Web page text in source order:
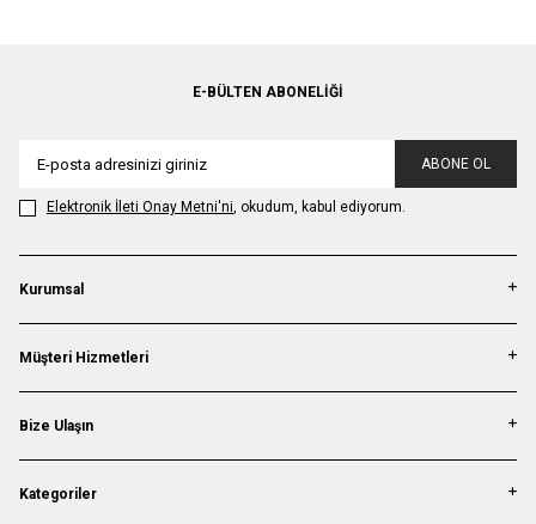
E-BÜLTEN ABONELIĞI
ABONE OL
Elektronik İleti Onay Metni'ni, okudum, kabul ediyorum.
Kurumsal
Müşteri Hizmetleri
Bize Ulaşın
Kategoriler